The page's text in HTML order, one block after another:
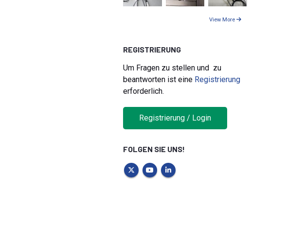
View More
REGISTRIERUNG
Um Fragen zu stellen und zu
beantworten ist eine Registrierung
erforderlich.
Registrierung / Login
FOLGEN SIE UNS!